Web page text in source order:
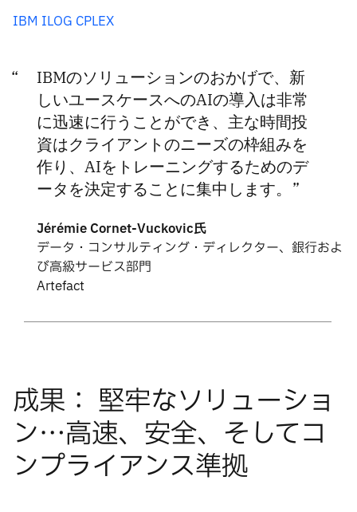
IBM ILOG CPLEX
IBMのソリューションのおかげで、新
しいユースケースへのAIの導入は非常
に迅速に行うことができ、主な時間投
資はクライアントのニーズの枠組みを
作り、AIをトレーニングするためのデ
ータを決定することに集中します。
Jérémie Cornet-Vuckovic氏
データ・コンサルティング・ディレクター、銀行およ
び高級サービス部門
Artefact